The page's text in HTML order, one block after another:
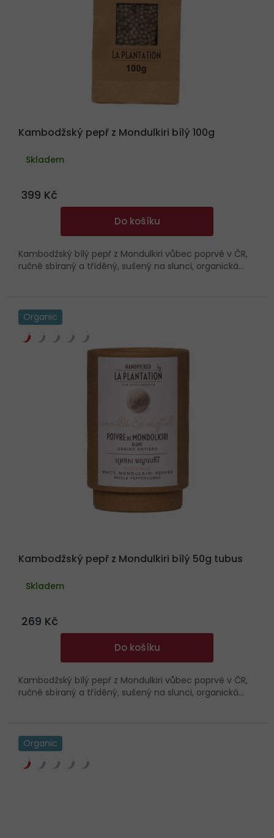
Kambodžský pepř z Mondulkiri bílý 100g
Skladem
399 Kč
Do košíku
Kambodžský bílý pepř z Mondulkiri vůbec poprvé v ČR,
ručně sbíraný a tříděný, sušený na slunci, organická...
Organic
Kambodžský pepř z Mondulkiri bílý 50g tubus
Skladem
269 Kč
Do košíku
Kambodžský bílý pepř z Mondulkiri vůbec poprvé v ČR,
ručně sbíraný a tříděný, sušený na slunci, organická...
Organic